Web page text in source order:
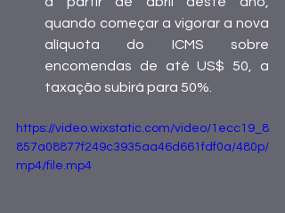
quando começar a vigorar a nova
alíquota do ICMS sobre
encomendas de até US$ 50, a
taxação subirá para 50%.
https://video.wixstatic.com/video/1ecc19_8
857a08877f249c3935aa46d661fdf0a/480p/
mp4/file.mp4